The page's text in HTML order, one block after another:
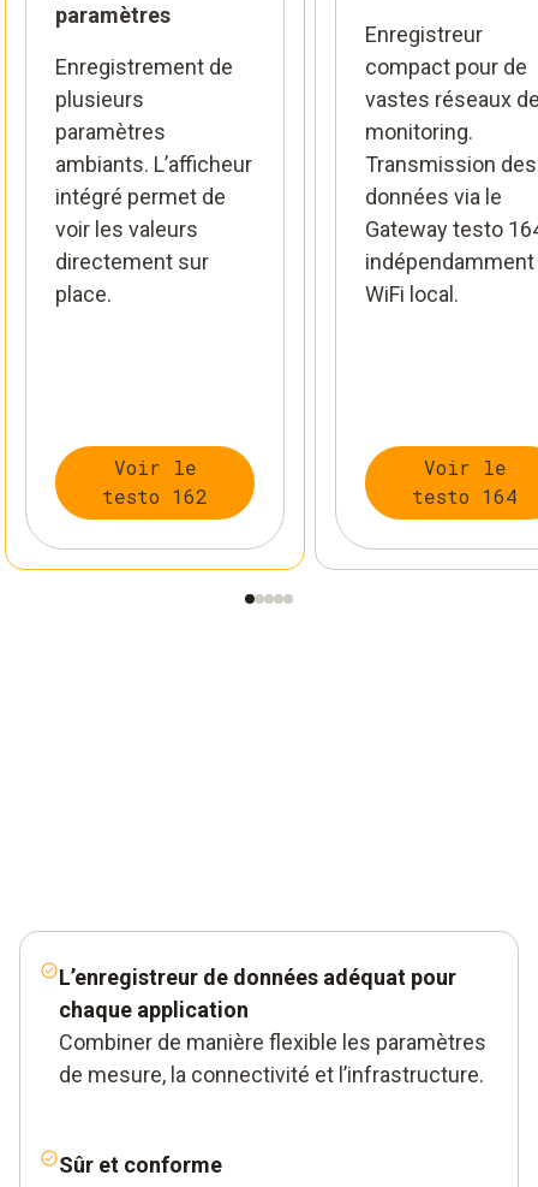
paramètres
Enregistrement de
plusieurs
paramètres
ambiants. L’afficheur
intégré permet de
voir les valeurs
directement sur
place.
Voir le
testo 162
Enregistreur
compact pour de
vastes réseaux
monitoring.
Transmission des
données via le
Gateway testo
indépendamment
WiFi local.
Voir le
testo 164
L’enregistreur de données adéquat pour
chaque application
Combiner de manière flexible les paramètres
de mesure, la connectivité et l’infrastructure.
Sûr et conforme